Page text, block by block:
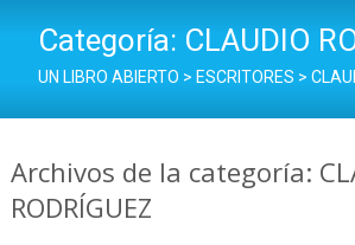
Categoría: CLAUDIO
UN LIBRO ABIERTO > ESCRITORES >
Archivos de la categoría:
RODRÍGUEZ